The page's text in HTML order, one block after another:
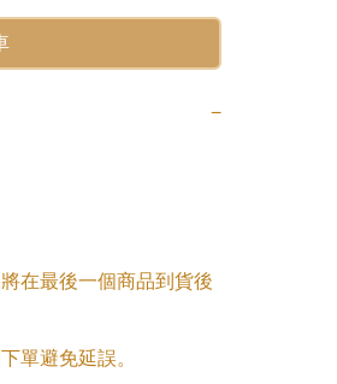
−
在最後一個商品到貨後
單避免延誤。